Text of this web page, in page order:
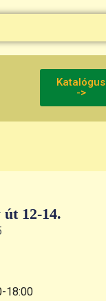
Katalógus
->
12-14.
18:00